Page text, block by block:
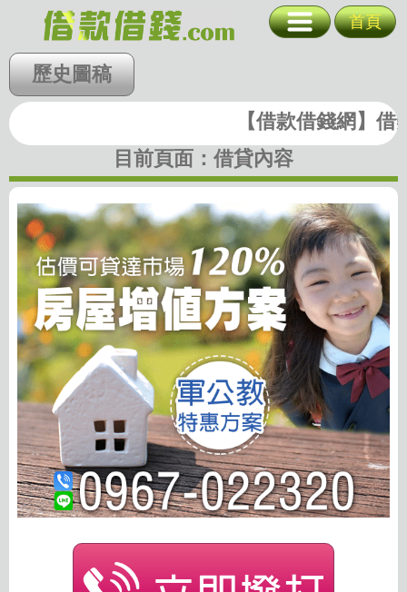
房屋增值方
首頁
歷史圖稿
北北基
快速借錢
目前頁面： 借貸內容
【借款借錢網】借
台北
苗栗
彰化
雲林
嘉義
台南
高雄
屏東
支票貼現
代墊款
房地二胎 歷史圖稿
回首頁 回上一頁 廣告刊登
隱私權政策 關閉選單